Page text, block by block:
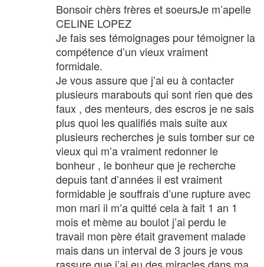
Bonsoir chèrs frères et soeursJe m’apelle
CELINE LOPEZ
Je fais ses témoignages pour témoigner la
compétence d’un vieux vraiment
formidale.
Je vous assure que j’ai eu à contacter
plusieurs marabouts qui sont rien que des
faux , des menteurs, des escros je ne sais
plus quoi les qualifiés mais suite aux
plusieurs recherches je suis tomber sur ce
vieux qui m’a vraiment redonner le
bonheur , le bonheur que je recherche
depuis tant d’années il est vraiment
formidable je souffrais d’une rupture avec
mon mari il m’a quitté cela à fait 1 an 1
mois et mème au boulot j’ai perdu le
travail mon père était gravement malade
mais dans un interval de 3 jours je vous